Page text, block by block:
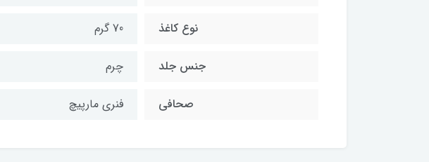
نوع کاغذ 70 گرم
جنس جلد چرم
صحافی فنری مارپیچ